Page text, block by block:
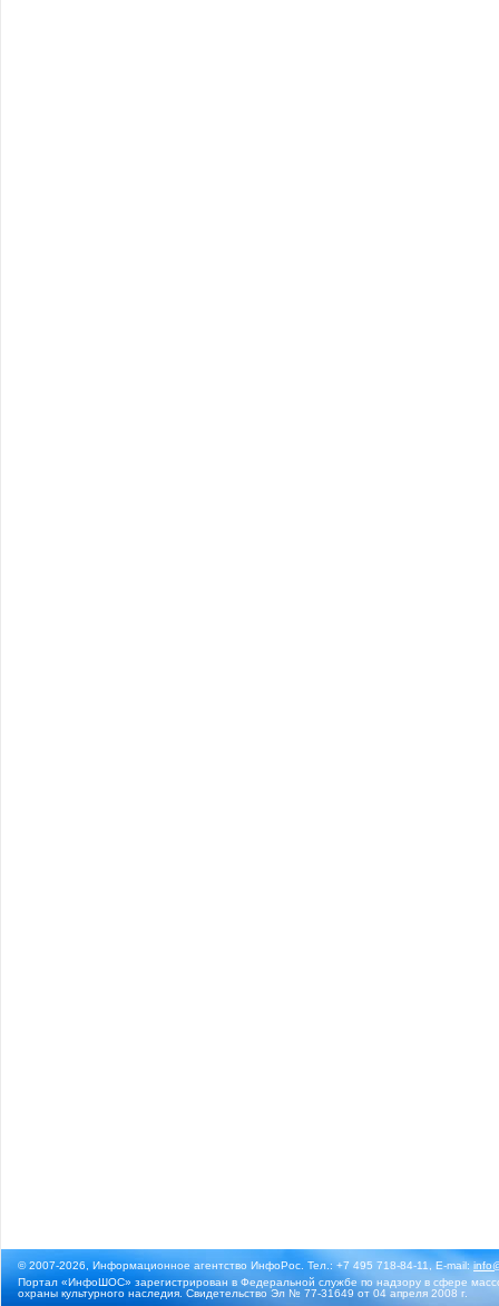
© 2007-2026, Информационное агентство ИнфоРос. Тел.: +7 495 718-84-11, E-mail:
Портал «ИнфоШОС» зарегистрирован в Федеральной службе по надзору в сфере
охраны культурного наследия. Свидетельство Эл № 77-31649 от 04 апреля 2008 г.